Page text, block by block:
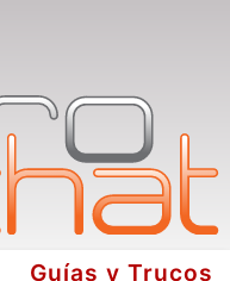
Guías y Trucos